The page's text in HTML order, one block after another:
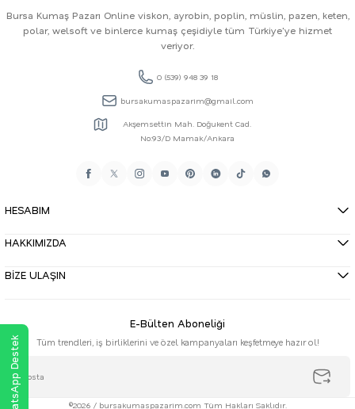
Bursa Kumaş Pazarı Online viskon, ayrobin, poplin, müslin, pazen, keten,
polar, welsoft ve binlerce kumaş çeşidiyle tüm Türkiye'ye hizmet
veriyor.
0 (539) 948 39 18
bursakumaspazarim@gmail.com
Akşemsettin Mah. Doğukent Cad.
No:93/D Mamak/Ankara
HESABIM
HAKKIMIZDA
BİZE ULAŞIN
E-Bülten Aboneliği
Tüm trendleri, iş birliklerini ve özel kampanyaları keşfetmeye hazır ol!
©2026 / bursakumaspazarim.com Tüm Hakları Saklıdır.
WhatsApp Destek